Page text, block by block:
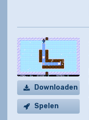
Downloaden
Spelen